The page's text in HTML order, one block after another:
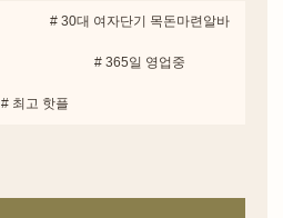
# 30대 여자단기 목돈마련알바
# 365일 영업중
# 최고 핫플